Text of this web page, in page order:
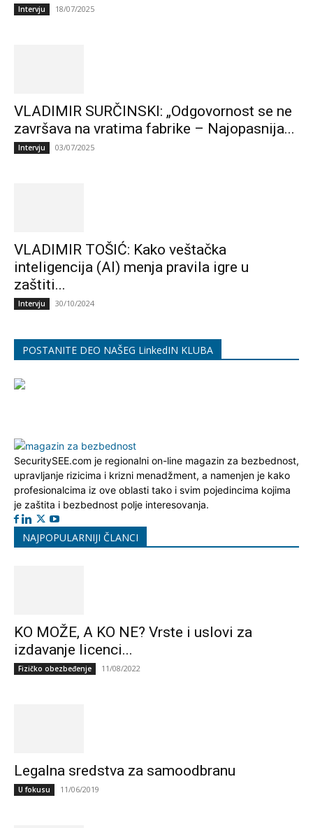
Intervju 18/07/2025
VLADIMIR SURČINSKI: „Odgovornost se ne
završava na vratima fabrike – Najopasnija...
Intervju 03/07/2025
VLADIMIR TOŠIĆ: Kako veštačka
inteligencija (AI) menja pravila igre u
zaštiti...
Intervju 30/10/2024
POSTANITE DEO NAŠEG LinkedIN KLUBA
SecuritySEE.com je regionalni on-line magazin za bezbednost,
upravljanje rizicima i krizni menadžment, a namenjen je kako
profesionalcima iz ove oblasti tako i svim pojedincima kojima
je zaštita i bezbednost polje interesovanja.
NAJPOPULARNIJI ČLANCI
KO MOŽE, A KO NE? Vrste i uslovi za
izdavanje licenci...
Fizičko obezbeđenje 11/08/2022
Legalna sredstva za samoodbranu
U fokusu 11/06/2019